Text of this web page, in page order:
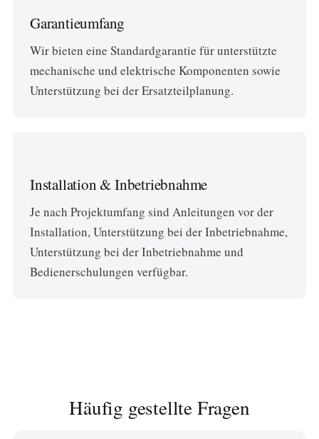
Garantieumfang
Wir bieten eine Standardgarantie für unterstützte
mechanische und elektrische Komponenten sowie
Unterstützung bei der Ersatzteilplanung.
Installation & Inbetriebnahme
Je nach Projektumfang sind Anleitungen vor der
Installation, Unterstützung bei der Inbetriebnahme,
Unterstützung bei der Inbetriebnahme und
Bedienerschulungen verfügbar.
Häufig gestellte Fragen